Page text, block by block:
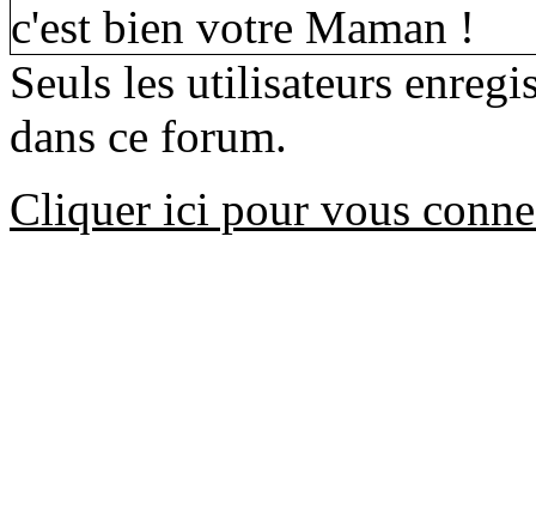
c'est bien votre Maman !
Seuls les utilisateurs
dans ce forum.
Cliquer ici pour vous